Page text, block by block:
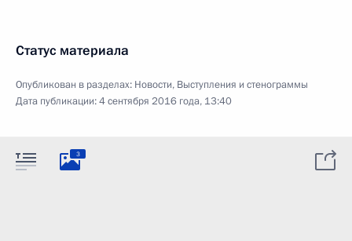
Статус материала
Опубликован в разделах: Новости, Выступления и стенограммы
Дата публикации:4 сентября 2016 года, 13:40
3